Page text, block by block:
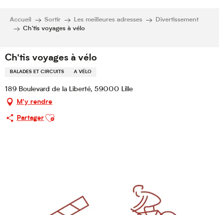
Accueil Sortir Les meilleures adresses
Divertissement
Ch'tis voyages à vélo
Ch'tis voyages à vélo
BALADES ET CIRCUITS A VÉLO
189 Boulevard de la Liberté, 59000 Lille
M'y rendre
Partager
Ajouter aux favoris